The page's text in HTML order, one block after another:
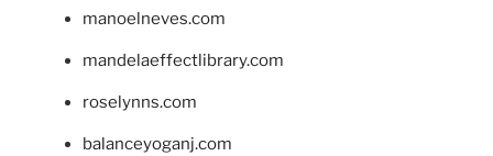
manoelneves.com
mandelaeffectlibrary.com
roselynns.com
balanceyoganj.com